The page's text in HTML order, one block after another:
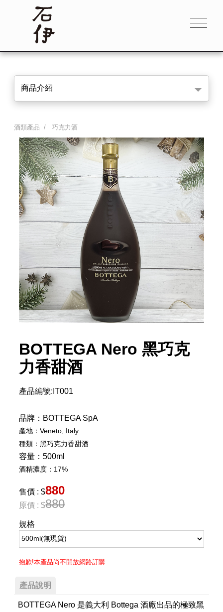
商品介紹
酒類產品 /巧克力酒
BOTTEGA Nero 黑巧克
力香甜酒
產品編號:IT001
品牌：BOTTEGA SpA
產地：Veneto, Italy
種類：黑巧克力香甜酒
容量：500ml
酒精濃度：17%
售價 : $880
原價 : $880
規格
抱歉!本產品尚不開放網路訂購
產品說明
BOTTEGA Nero 是義大利 Bottega 酒廠出品的極致黑